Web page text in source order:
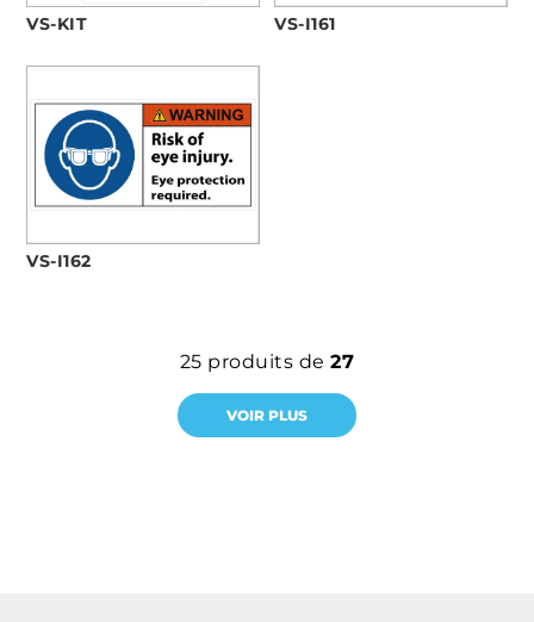
VS-KIT VS-I161
VS-I162
25 produits de27
VOIR PLUS